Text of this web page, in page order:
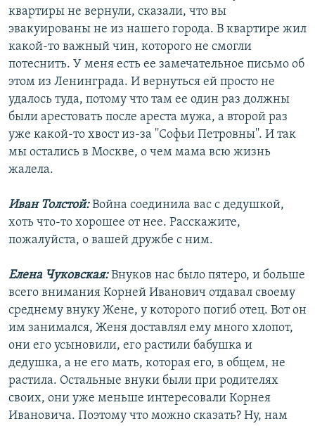
квартиры не вернули, сказали, что вы
эвакуированы не из нашего города. В квартире жил
какой-то важный чин, которого не смогли
потеснить. У меня есть ее замечательное письмо об
этом из Ленинграда. И вернуться ей просто не
удалось туда, потому что там ее один раз должны
были арестовать после ареста мужа, а второй раз
уже какой-то хвост из-за ''Софьи Петровны''. И так
мы остались в Москве, о чем мама всю жизнь
жалела.
Иван Толстой:Война соединила вас с дедушкой,
хоть что-то хорошее от нее. Расскажите,
пожалуйста, о вашей дружбе с ним.
Елена Чуковская:Внуков нас было пятеро, и больше
всего внимания Корней Иванович отдавал своему
среднему внуку Жене, у которого погиб отец. Вот он
им занимался, Женя доставлял ему много хлопот,
они его усыновили, его растили бабушка и
дедушка, а не его мать, которая его, в общем, не
растила. Остальные внуки были при родителях
своих, они уже меньше интересовали Корнея
Ивановича. Поэтому что можно сказать? Ну, нам